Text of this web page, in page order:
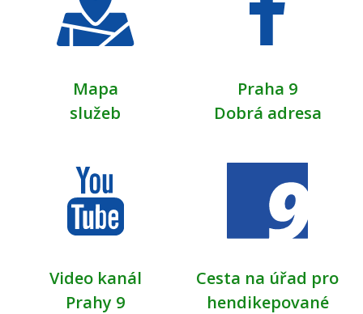
Mapa
služeb
Praha 9
Dobrá adresa
Video kanál
Prahy 9
Cesta na úřad pro
hendikepované